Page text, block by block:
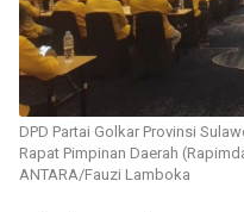
DPD Partai Golkar Provinsi
Rapat Pimpinan Daerah
ANTARA/Fauzi Lamboka